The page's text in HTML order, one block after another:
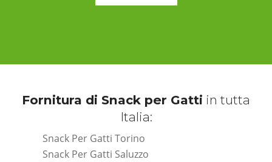
Fornitura di Snack per Gatti in tutta
Italia:
Snack Per Gatti Torino
Snack Per Gatti Saluzzo